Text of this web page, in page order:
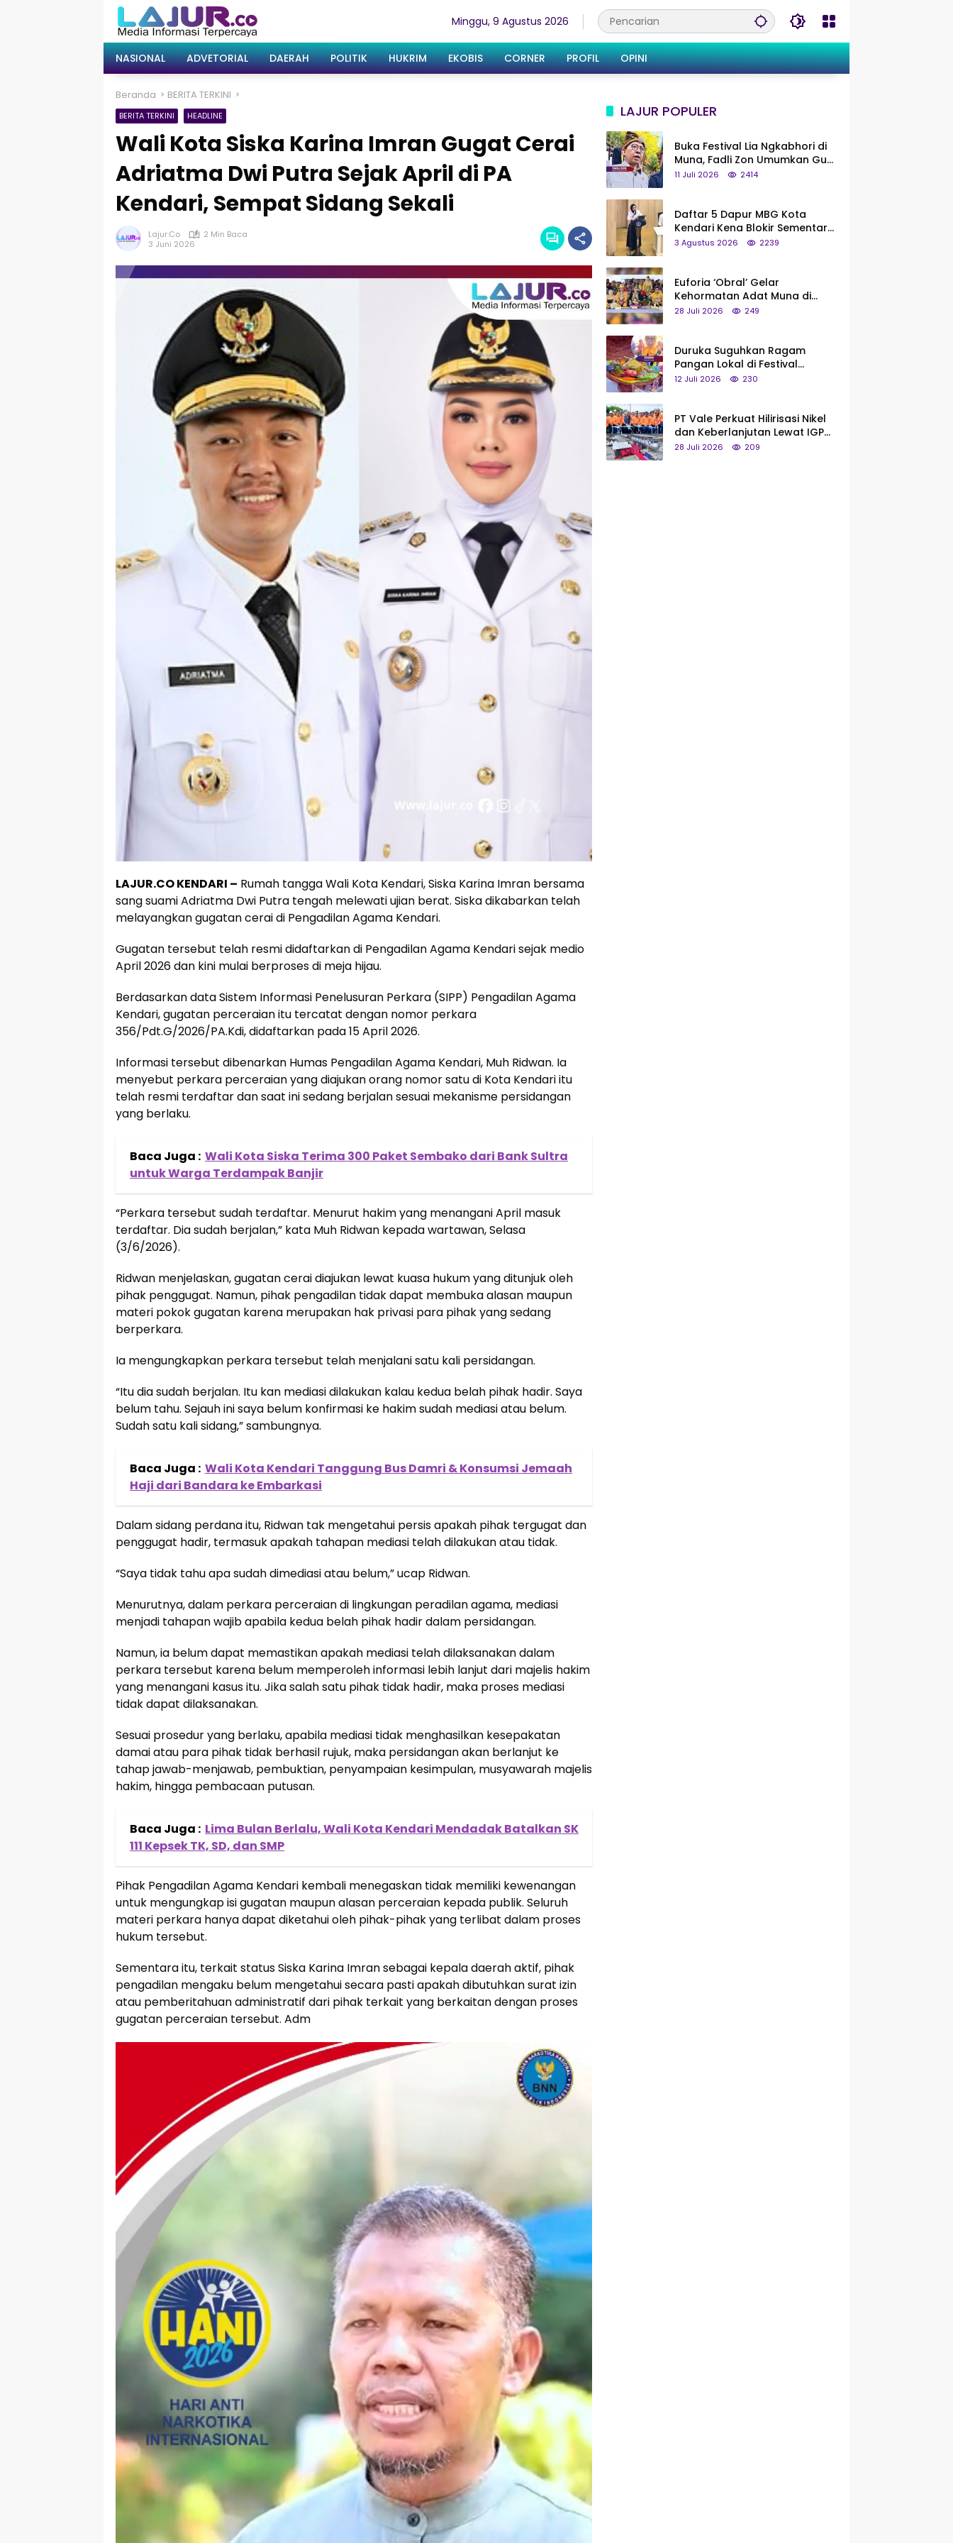
Minggu, 9 Agustus 2026
NASIONAL ADVETORIAL DAERAH POLITIK HUKRIM EKOBIS CORNER PROFIL OPINI
Beranda BERITA TERKINI
BERITA TERKINI HEADLINE
Wali Kota Siska Karina Imran Gugat Cerai
Adriatma Dwi Putra Sejak April di PA
Kendari, Sempat Sidang Sekali
Lajur.co
2 Min Baca
3 Juni 2026
LAJUR.CO KENDARI – Rumah tangga Wali Kota Kendari, Siska Karina Imran bersama
sang suami Adriatma Dwi Putra tengah melewati ujian berat. Siska dikabarkan telah
melayangkan gugatan cerai di Pengadilan Agama Kendari.
Gugatan tersebut telah resmi didaftarkan di Pengadilan Agama Kendari sejak medio
April 2026 dan kini mulai berproses di meja hijau.
Berdasarkan data Sistem Informasi Penelusuran Perkara (SIPP) Pengadilan Agama
Kendari, gugatan perceraian itu tercatat dengan nomor perkara
356/Pdt.G/2026/PA.Kdi, didaftarkan pada 15 April 2026.
Informasi tersebut dibenarkan Humas Pengadilan Agama Kendari, Muh Ridwan. Ia
menyebut perkara perceraian yang diajukan orang nomor satu di Kota Kendari itu
telah resmi terdaftar dan saat ini sedang berjalan sesuai mekanisme persidangan
yang berlaku.
Baca Juga : Wali Kota Siska Terima 300 Paket Sembako dari Bank Sultra
untuk Warga Terdampak Banjir
“Perkara tersebut sudah terdaftar. Menurut hakim yang menangani April masuk
terdaftar. Dia sudah berjalan,” kata Muh Ridwan kepada wartawan, Selasa
(3/6/2026).
Ridwan menjelaskan, gugatan cerai diajukan lewat kuasa hukum yang ditunjuk oleh
pihak penggugat. Namun, pihak pengadilan tidak dapat membuka alasan maupun
materi pokok gugatan karena merupakan hak privasi para pihak yang sedang
berperkara.
Ia mengungkapkan perkara tersebut telah menjalani satu kali persidangan.
“Itu dia sudah berjalan. Itu kan mediasi dilakukan kalau kedua belah pihak hadir. Saya
belum tahu. Sejauh ini saya belum konfirmasi ke hakim sudah mediasi atau belum.
Sudah satu kali sidang,” sambungnya.
Baca Juga : Wali Kota Kendari Tanggung Bus Damri & Konsumsi Jemaah
Haji dari Bandara ke Embarkasi
Dalam sidang perdana itu, Ridwan tak mengetahui persis apakah pihak tergugat dan
penggugat hadir, termasuk apakah tahapan mediasi telah dilakukan atau tidak.
“Saya tidak tahu apa sudah dimediasi atau belum,” ucap Ridwan.
Menurutnya, dalam perkara perceraian di lingkungan peradilan agama, mediasi
menjadi tahapan wajib apabila kedua belah pihak hadir dalam persidangan.
Namun, ia belum dapat memastikan apakah mediasi telah dilaksanakan dalam
perkara tersebut karena belum memperoleh informasi lebih lanjut dari majelis hakim
yang menangani kasus itu. Jika salah satu pihak tidak hadir, maka proses mediasi
tidak dapat dilaksanakan.
Sesuai prosedur yang berlaku, apabila mediasi tidak menghasilkan kesepakatan
damai atau para pihak tidak berhasil rujuk, maka persidangan akan berlanjut ke
tahap jawab-menjawab, pembuktian, penyampaian kesimpulan, musyawarah majelis
hakim, hingga pembacaan putusan.
Baca Juga : Lima Bulan Berlalu, Wali Kota Kendari Mendadak Batalkan SK
111 Kepsek TK, SD, dan SMP
Pihak Pengadilan Agama Kendari kembali menegaskan tidak memiliki kewenangan
untuk mengungkap isi gugatan maupun alasan perceraian kepada publik. Seluruh
materi perkara hanya dapat diketahui oleh pihak-pihak yang terlibat dalam proses
hukum tersebut.
Sementara itu, terkait status Siska Karina Imran sebagai kepala daerah aktif, pihak
pengadilan mengaku belum mengetahui secara pasti apakah dibutuhkan surat izin
atau pemberitahuan administratif dari pihak terkait yang berkaitan dengan proses
gugatan perceraian tersebut. Adm
LAJUR POPULER
Buka Festival Lia Ngkabhori di
Muna, Fadli Zon Umumkan Gua
Metanduno Segera Naik Status
11 Juli 2026 2414
Daftar 5 Dapur MBG Kota
Kendari Kena Blokir Sementara
dari Pusat
3 Agustus 2026 2239
Euforia ‘Obral’ Gelar
Kehormatan Adat Muna di
Silaturahmi KKMM, Ridwan Bae:
28 Juli 2026 249
Duruka Suguhkan Ragam
Pangan Lokal di Festival
Liangkobhori, Dari Umbi Rebus
12 Juli 2026 230
PT Vale Perkuat Hilirisasi Nikel
dan Keberlanjutan Lewat IGP
Morowali
28 Juli 2026 209